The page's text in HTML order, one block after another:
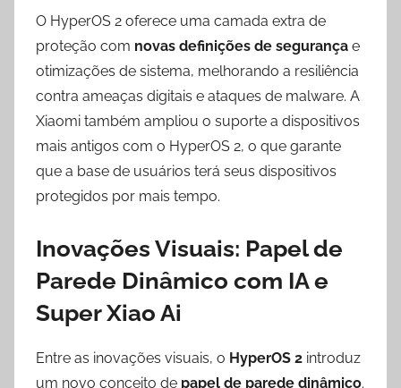
O HyperOS 2 oferece uma camada extra de
proteção com novas definições de segurança e
otimizações de sistema, melhorando a resiliência
contra ameaças digitais e ataques de malware. A
Xiaomi também ampliou o suporte a dispositivos
mais antigos com o HyperOS 2, o que garante
que a base de usuários terá seus dispositivos
protegidos por mais tempo.
Inovações Visuais: Papel de
Parede Dinâmico com IA e
Super Xiao Ai
Entre as inovações visuais, o HyperOS 2 introduz
um novo conceito de papel de parede dinâmico.